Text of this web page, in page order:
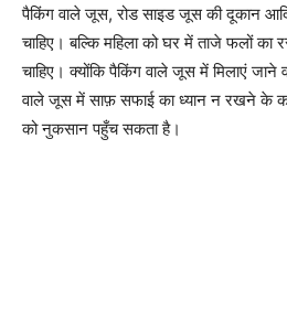
पैकिंग वाले जूस, रोड साइड जूस की दूकान
चाहिए। बल्कि महिला को घर में ताजे फलों
चाहिए। क्योंकि पैकिंग वाले जूस में मिलाएं
वाले जूस में साफ़ सफाई का ध्यान न रखने के
को नुकसान पहुँच सकता है।